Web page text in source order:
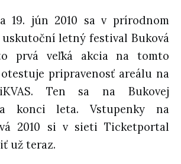
19. jún 2010 sa v prírodnom
uskutoční letný festival Buková
prvá veľká akcia na tomto
pripravenosť areálu na
Ten sa na Bukovej
konci leta. Vstupenky na
2010 si v sieti Ticketportal
už teraz.